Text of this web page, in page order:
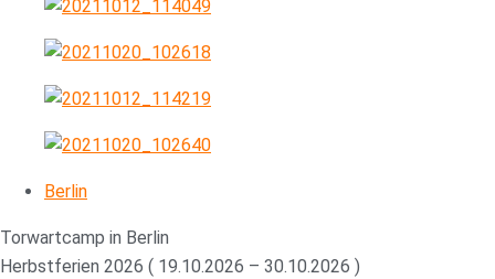
Berlin
Torwartcamp in Berlin
Herbstferien 2026 ( 19.10.2026 – 30.10.2026 )